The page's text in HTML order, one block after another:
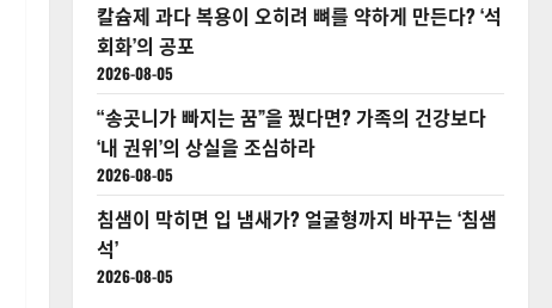
칼슘제 과다 복용이 오히려 뼈를 약하게 만든다? ‘석
회화’의 공포
2026-08-05
“송곳니가 빠지는 꿈”을 꿨다면? 가족의 건강보다
‘내 권위’의 상실을 조심하라
2026-08-05
침샘이 막히면 입 냄새가? 얼굴형까지 바꾸는 ‘침샘
석’
2026-08-05